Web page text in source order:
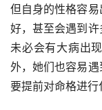
但自身的性格容
好，甚至会遇到
未必会有大病出
外，她们也容易
要提前对命格进行